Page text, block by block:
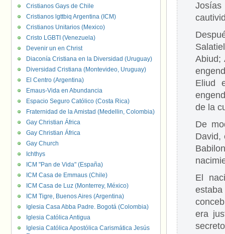
Abiud;
Eliud
de la
De
David,
El
era
Cristianos Gays de Chile
Cristianos lgttbiq Argentina (ICM)
Cristianos Unitarios (Mexico)
Cristo LGBTI (Venezuela)
Devenir un en Christ
Diaconía Cristiana en la Diversidad (Uruguay)
Diversidad Cristiana (Montevideo, Uruguay)
El Centro (Argentina)
Emaus-Vida en Abundancia
Espacio Seguro Católico (Costa Rica)
Fraternidad de la Amistad (Medellin, Colombia)
Gay Christian África
Gay Christian África
Gay Church
Ichthys
ICM "Pan de Vida" (España)
ICM Casa de Emmaus (Chile)
ICM Casa de Luz (Monterrey, México)
ICM Tigre, Buenos Aires (Argentina)
Iglesia Casa Abba Padre. Bogotá (Colombia)
Iglesia Católica Antigua
Iglesia Católica Apostólica Carismática Jesús